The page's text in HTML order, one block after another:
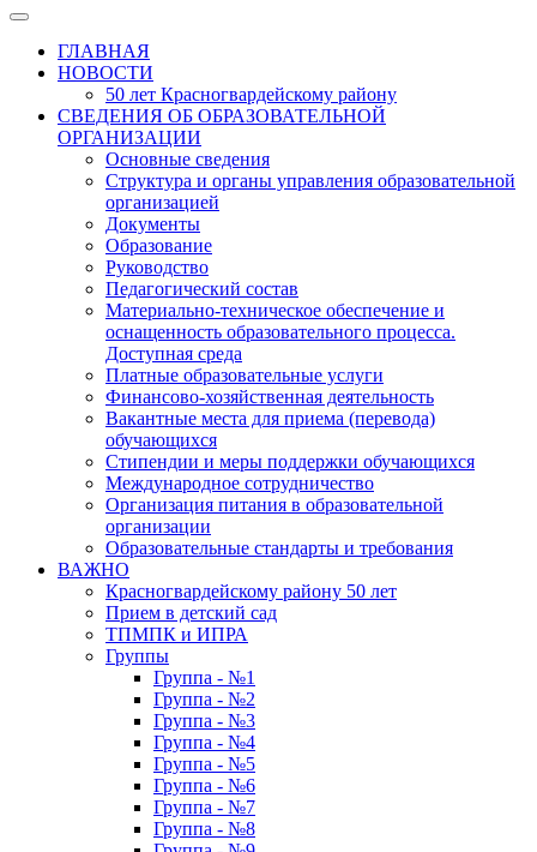
ГЛАВНАЯ
НОВОСТИ
50 лет Красногвардейскому району
СВЕДЕНИЯ ОБ ОБРАЗОВАТЕЛЬНОЙ
ОРГАНИЗАЦИИ
Основные сведения
Структура и органы управления образовательной
организацией
Документы
Образование
Руководство
Педагогический состав
Материально-техническое обеспечение и
оснащенность образовательного процесса.
Доступная среда
Платные образовательные услуги
Финансово-хозяйственная деятельность
Вакантные места для приема (перевода)
обучающихся
Стипендии и меры поддержки обучающихся
Международное сотрудничество
Организация питания в образовательной
организации
Образовательные стандарты и требования
ВАЖНО
Красногвардейскому району 50 лет
Прием в детский сад
ТПМПК и ИПРА
Группы
Группа - №1
Группа - №2
Группа - №3
Группа - №4
Группа - №5
Группа - №6
Группа - №7
Группа - №8